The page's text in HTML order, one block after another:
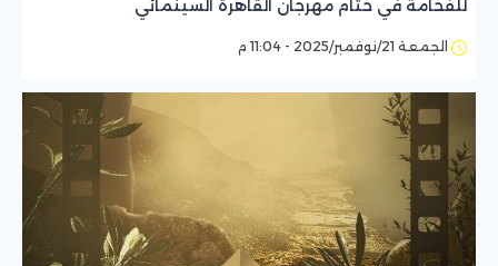
للفخامة في ختام مهرجان القاهرة السينمائي
الجمعة 21/نوفمبر/2025 - 11:04 م